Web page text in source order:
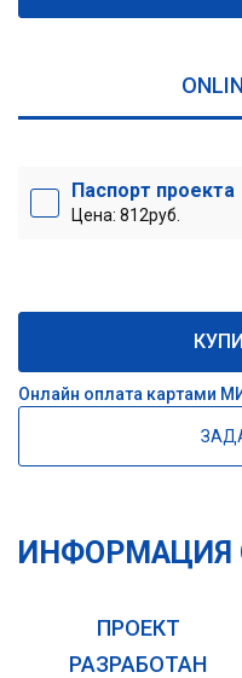
Паспорт проекта
Цена: 812руб.
Онлайн оплата картами
ИНФОРМАЦИЯ
ПРОЕКТ
РАЗРАБОТАН